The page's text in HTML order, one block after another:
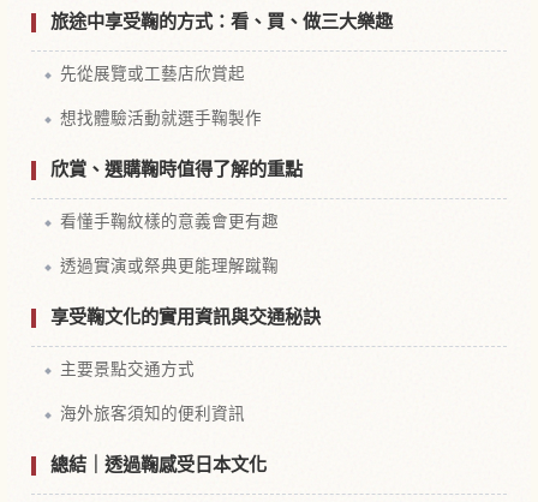
旅途中享受鞠的方式：看、買、做三大樂趣
先從展覽或工藝店欣賞起
想找體驗活動就選手鞠製作
欣賞、選購鞠時值得了解的重點
看懂手鞠紋樣的意義會更有趣
透過實演或祭典更能理解蹴鞠
享受鞠文化的實用資訊與交通秘訣
主要景點交通方式
海外旅客須知的便利資訊
總結｜透過鞠感受日本文化